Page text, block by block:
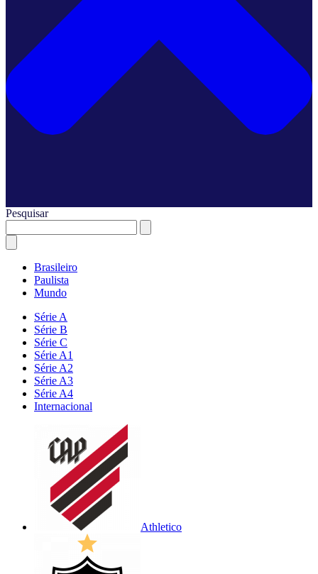
Pesquisar
Brasileiro
Paulista
Mundo
Série A
Série B
Série C
Série A1
Série A2
Série A3
Série A4
Internacional
Athletico